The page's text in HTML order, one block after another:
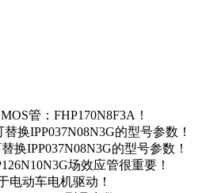
管：FHP170N8F3A！
换IPP037N08N3G的型号参数！
换IPP037N08N3G的型号参数！
场效应管很重要！
电动车电机驱动！